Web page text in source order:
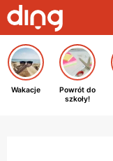
Wakacje
Powrót do
szkoły!